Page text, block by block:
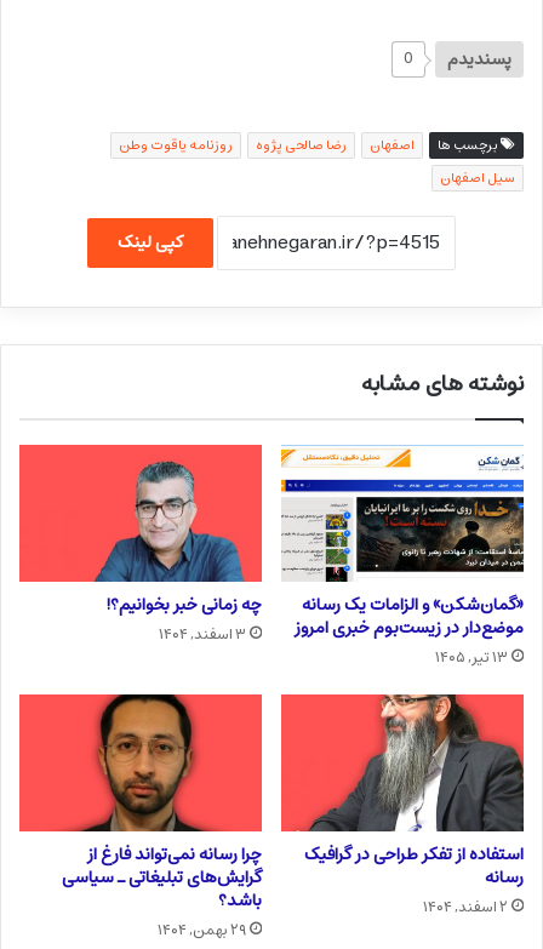
پسندیدم 0
برچسب ها اصفهان رضا صالحی پژوه
روزنامه یاقوت وطن
سیل اصفهان
کپی لینک
نوشته های مشابه
«گمان‌شکن» و الزامات یک رسانه
موضع‌دار در زیست‌بوم خبری امروز
۱۳ تیر, ۱۴۰۵
چه زمانی خبر بخوانیم؟!
۳ اسفند, ۱۴۰۴
استفاده از تفکر طراحی در گرافیک
رسانه
۲ اسفند, ۱۴۰۴
چرا رسانه نمی‌تواند فارغ از
گرایش‌های تبلیغاتی ـ سیاسی
باشد؟
۲۹ بهمن, ۱۴۰۴